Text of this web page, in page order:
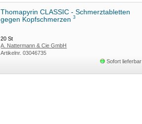
Thomapyrin CLASSIC - Schmerztabletten
gegen Kopfschmerzen3
20St
A. Nattermann & Cie GmbH
Artikelnr.03046735
Sofort lieferbar